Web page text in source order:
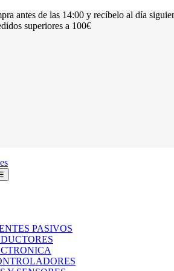
antes de las 14:00 y recíbelo al día
superiores a 100€
PASIVOS